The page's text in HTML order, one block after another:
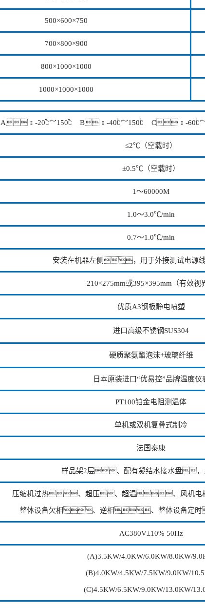
500×600×750
700×800×900
800×1000×1000
1000×1000×1000
A：-20℃～150℃ B：-40℃～150℃ C：-60℃
≤2℃（空载时）
±0.5℃（空载时）
1～60000M
1.0～3.0℃/min
0.7～1.0℃/min
安装在机器左侧，用于外接测试电源线
210×275mm或395×395mm（有效视
优质A3钢板静电喷塑
进口高级不锈钢SUS304
硬质聚氨酯泡沫+玻璃纤维
日本原装进口“优易控”品牌温度仪
PT100铂金电阻测温体
单机或双机复叠式制冷
法国泰康
样品架2层、配有凝结水接水盘，
压缩机过热、超压、超温、风机电
整体设备欠相、逆相、整体设备定时
AC380V±10% 50Hz
(A)3.5KW/4.0KW/6.0KW/8.0KW/
(B)4.0KW/4.5KW/7.5KW/9.0KW/
(C)4.5KW/6.5KW/9.0KW/13.0KW/